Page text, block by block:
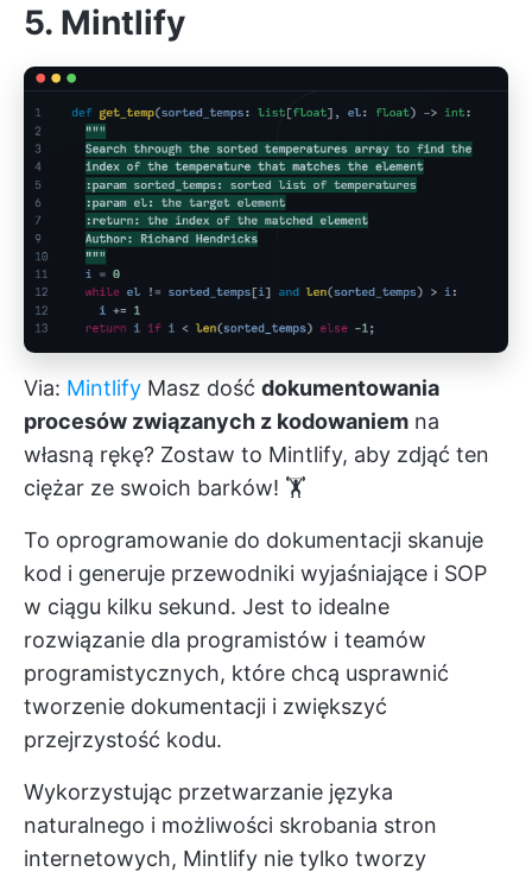
5. Mintlify
Via: Mintlify Masz dość dokumentowania
procesów związanych z kodowaniem na
własną rękę? Zostaw to Mintlify, aby zdjąć ten
ciężar ze swoich barków! 🏋️
To oprogramowanie do dokumentacji skanuje
kod i generuje przewodniki wyjaśniające i SOP
w ciągu kilku sekund. Jest to idealne
rozwiązanie dla programistów i teamów
programistycznych, które chcą usprawnić
tworzenie dokumentacji i zwiększyć
przejrzystość kodu.
Wykorzystując przetwarzanie języka
naturalnego i możliwości skrobania stron
internetowych, Mintlify nie tylko tworzy